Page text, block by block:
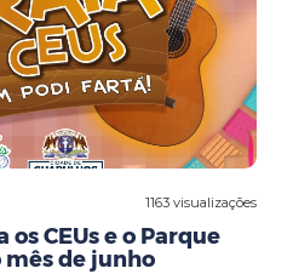
1163 visualizações
CEUs e o Parque
de junho